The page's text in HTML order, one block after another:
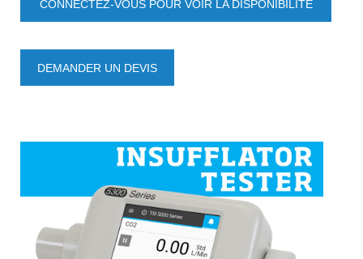
CONNECTEZ-VOUS POUR VOIR LA DISPONIBILITÉ
DEMANDER UN DEVIS